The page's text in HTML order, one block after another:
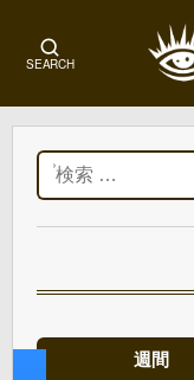
SEARCH
ー 検
索:
週間